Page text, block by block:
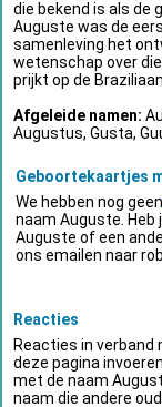
die bekend is als de
Auguste was de
samenleving het
wetenschap over
prijkt op de
Afgeleide namen:
Augustus, Gusta,
Geboortekaartjes
We hebben nog geen
naam Auguste. Heb
Auguste of een
ons emailen naar
Reacties
Reacties in verband
deze pagina
met de naam
naam die andere